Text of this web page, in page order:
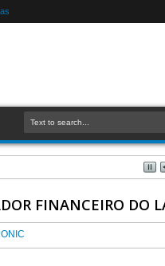
FINANCEIRO DO